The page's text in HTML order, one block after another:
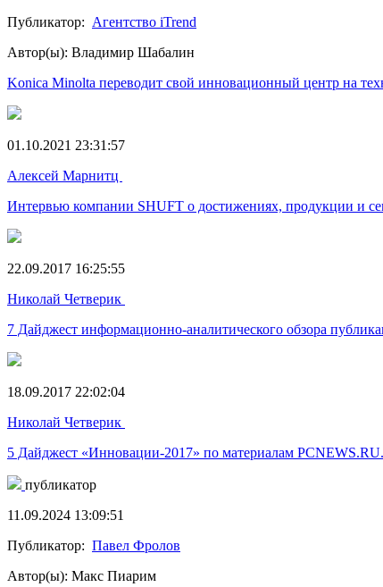
Публикатор: Агентство iTrend
Автор(ы): Владимир Шабалин
Konica Minolta переводит свой инновационный центр на
01.10.2021 23:31:57
Алексей Марнитц
Интервью компании SHUFT о достижениях, продукции и
22.09.2017 16:25:55
Николай Четверик
7 Дайджест информационно-аналитического обзора
18.09.2017 22:02:04
Николай Четверик
5 Дайджест «Инновации-2017» по материалам
публикатор
11.09.2024 13:09:51
Публикатор: Павел Фролов
Автор(ы): Макс Пиарим